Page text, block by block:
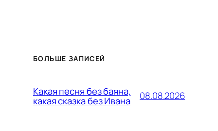
БОЛЬШЕ ЗАПИСЕЙ
Какая песня без баяна,
какая сказка без Ивана 08.08.2026